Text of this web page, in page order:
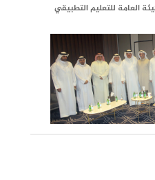
العامة للتعليم التطبيقي